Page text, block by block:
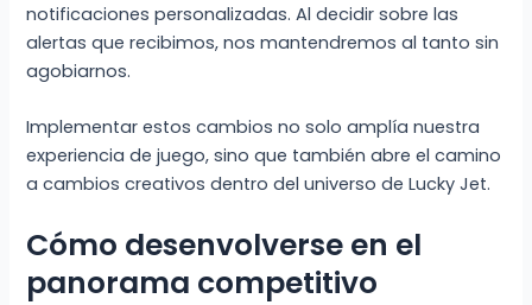
notificaciones personalizadas. Al decidir sobre las
alertas que recibimos, nos mantendremos al tanto sin
agobiarnos.
Implementar estos cambios no solo amplía nuestra
experiencia de juego, sino que también abre el camino
a cambios creativos dentro del universo de Lucky Jet.
Cómo desenvolverse en el
panorama competitivo